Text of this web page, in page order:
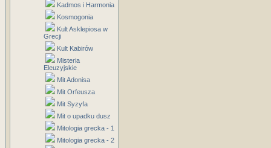
Kadmos i Harmonia
Kosmogonia
Kult Asklepiosa w
Grecji
Kult Kabirów
Misteria
Eleuzyjskie
Mit Adonisa
Mit Orfeusza
Mit Syzyfa
Mit o upadku dusz
Mitologia grecka - 1
Mitologia grecka - 2